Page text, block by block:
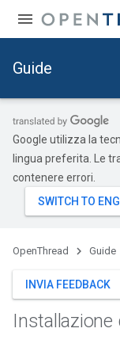
Guide
Google utilizza la
lingua preferita. Le
contenere errori.
OpenThread Guide
INVIA FEEDBACK
Installazione